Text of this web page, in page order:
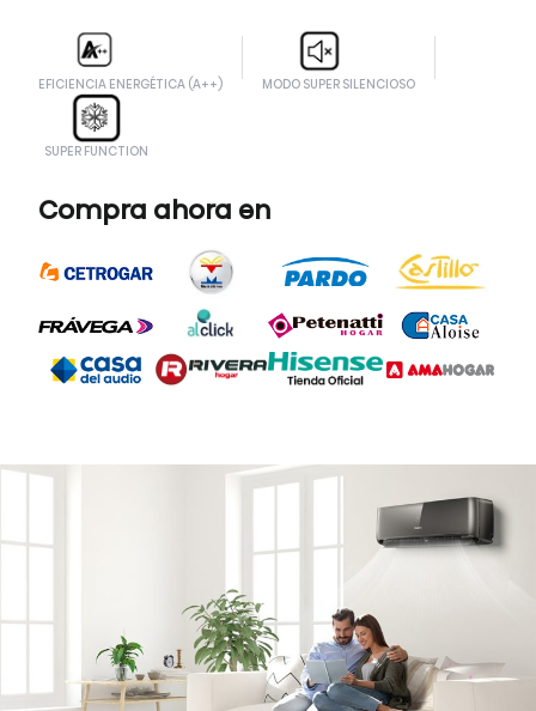
EFICIENCIA ENERGÉTICA (A++) MODO SUPER SILENCIOSO
SUPER FUNCTION
Compra ahora en